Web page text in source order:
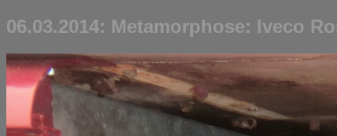
06.03.2014: Metamorphose: Iveco